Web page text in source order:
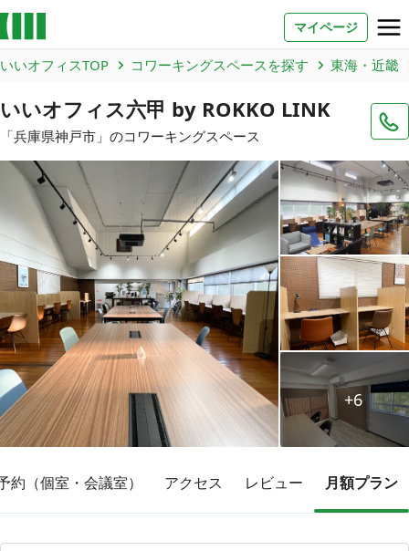
マイページ
よくあるご質問
法人での利用
店舗オーナー様へ
いいオフィス（コワーキングスペース）
FCオーナー募集
いい会議室（会議室専用スペース）
FCオーナー募集
コワーキング運営DXシステム
E Solution
その他
トピックス
いいオフィスTOP コワーキングスペースを探す 東海・近畿
いいオフィス六甲 by ROKKO LINK
「兵庫県神戸市 」のコワーキングスペース
+6
約（個室・会議室） アクセス レビュー 月額プラン